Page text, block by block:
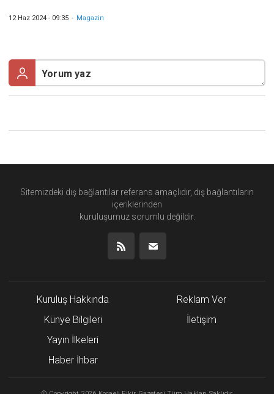
12 Haz 2024 - 09:35 - Magazin
Sitemizdeki dış bağlantılar referans amaçlıdır, dış bağlantıların
içeriklerinden
kuruluşumuz sorumlu değildir.
Kuruluş Hakkında
Künye Bilgileri
Yayın İlkeleri
Haber İhbar
Reklam Ver
İletişim